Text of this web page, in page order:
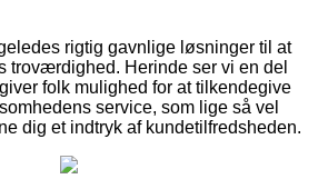
rigtig gavnlige løsninger til at
troværdighed. Herinde ser vi en del
folk mulighed for at tilkendegive
service, som lige så vel
dig et indtryk af kundetilfredsheden.